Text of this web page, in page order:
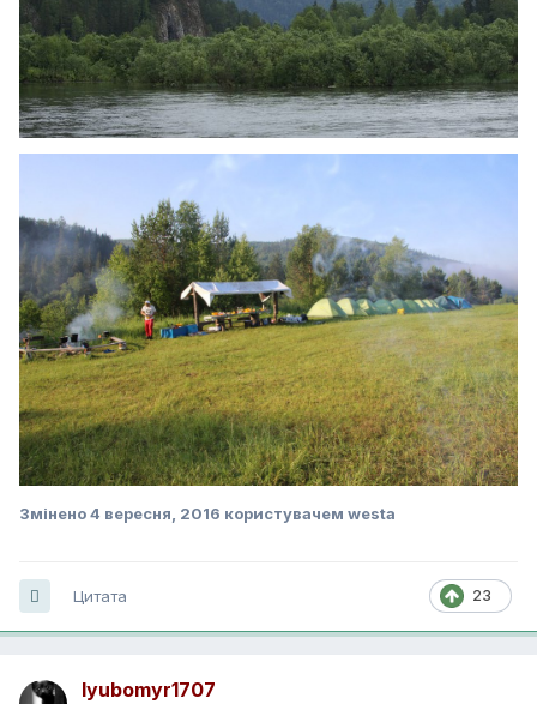
Змінено4 вересня, 2016 користувачем westa
23
Цитата
lyubomyr1707